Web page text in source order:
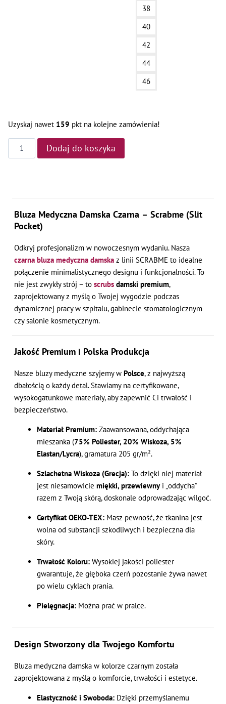
38
40
42
44
46
Uzyskaj nawet 159 pkt na kolejne zamówienia!
ilość
Bluza
Slit
Pocket
Dodaj do koszyka
Bluza Medyczna Damska Czarna – Scrabme (Slit
Pocket)
Odkryj profesjonalizm w nowoczesnym wydaniu. Nasza
czarna bluza medyczna damska z linii SCRABME to idealne
połączenie minimalistycznego designu i funkcjonalności. To
nie jest zwykły strój – to scrubs damski premium,
zaprojektowany z myślą o Twojej wygodzie podczas
dynamicznej pracy w szpitalu, gabinecie stomatologicznym
czy salonie kosmetycznym.
Jakość Premium i Polska Produkcja
Nasze bluzy medyczne szyjemy w Polsce, z najwyższą
dbałością o każdy detal. Stawiamy na certyfikowane,
wysokogatunkowe materiały, aby zapewnić Ci trwałość i
bezpieczeństwo.
Materiał Premium: Zaawansowana, oddychająca
mieszanka (75% Poliester, 20% Wiskoza, 5%
Elastan/Lycra), gramatura 205 gr/m².
Szlachetna Wiskoza (Grecja): To dzięki niej materiał
jest niesamowicie miękki, przewiewnyi „oddycha”
razem z Twoją skórą, doskonale odprowadzając wilgoć.
Certyfikat OEKO-TEX: Masz pewność, że tkanina jest
wolna od substancji szkodliwych i bezpieczna dla
skóry.
Trwałość Koloru: Wysokiej jakości poliester
gwarantuje, że głęboka czerń pozostanie żywa nawet
po wielu cyklach prania.
Pielęgnacja: Można prać w pralce.
Design Stworzony dla Twojego Komfortu
Bluza medyczna damska w kolorze czarnym została
zaprojektowana z myślą o komforcie, trwałości i estetyce.
Elastyczność i Swoboda: Dzięki przemyślanemu